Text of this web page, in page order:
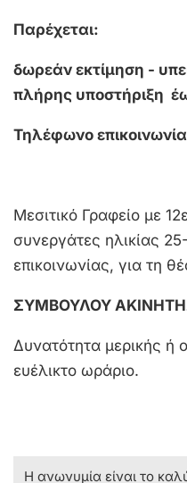
Παρέχεται:
δωρεάν εκτίμηση -
πλήρης υποστήριξη
Τηλέφωνο
Μεσιτικό Γραφείο με
συνεργάτες ηλικίας
επικοινωνίας, για τη
ΣΥΜΒΟΥΛΟΥ
Δυνατότητα μερικής ή
ευέλικτο ωράριο.
Η ανωνυμία είναι το